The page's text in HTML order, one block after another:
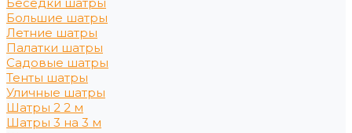
Большие шатры
Летние шатры
Палатки шатры
Садовые шатры
Тенты шатры
Уличные шатры
Шатры 2 2 м
Шатры 3 на 3 м